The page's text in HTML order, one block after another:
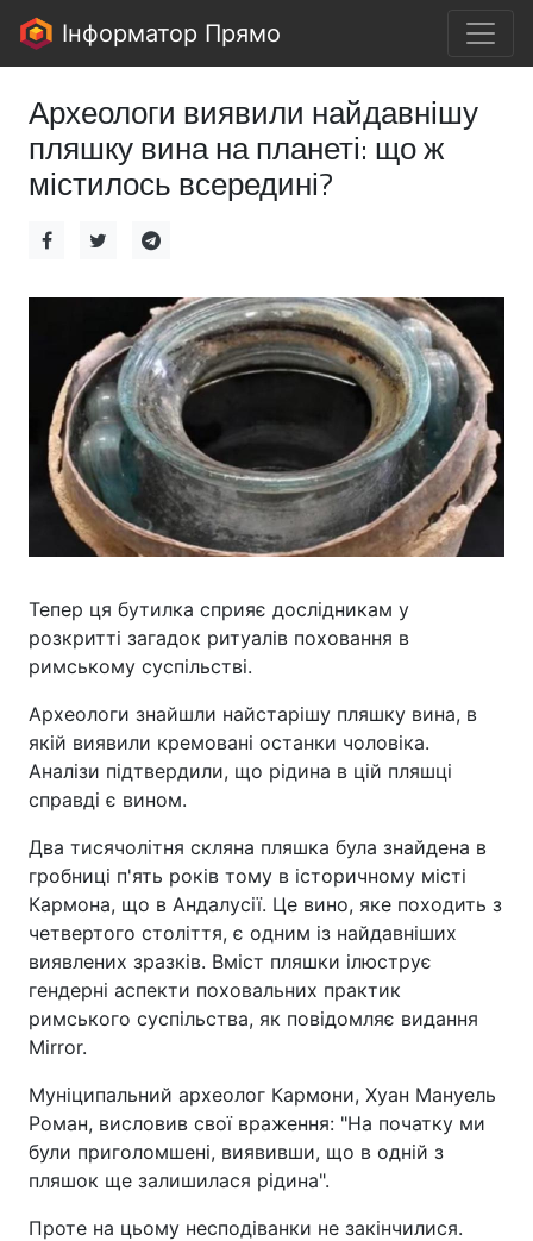
Інформатор Прямо
Археологи виявили найдавнішу
пляшку вина на планеті: що ж
містилось всередині?
Тепер ця бутилка сприяє дослідникам у
розкритті загадок ритуалів поховання в
римському суспільстві.
Археологи знайшли найстарішу пляшку вина, в
якій виявили кремовані останки чоловіка.
Аналізи підтвердили, що рідина в цій пляшці
справді є вином.
Два тисячолітня скляна пляшка була знайдена в
гробниці п'ять років тому в історичному місті
Кармона, що в Андалусії. Це вино, яке походить з
четвертого століття, є одним із найдавніших
виявлених зразків. Вміст пляшки ілюструє
гендерні аспекти поховальних практик
римського суспільства, як повідомляє видання
Mirror.
Муніципальний археолог Кармони, Хуан Мануель
Роман, висловив свої враження: "На початку ми
були приголомшені, виявивши, що в одній з
пляшок ще залишилася рідина".
Проте на цьому несподіванки не закінчилися.